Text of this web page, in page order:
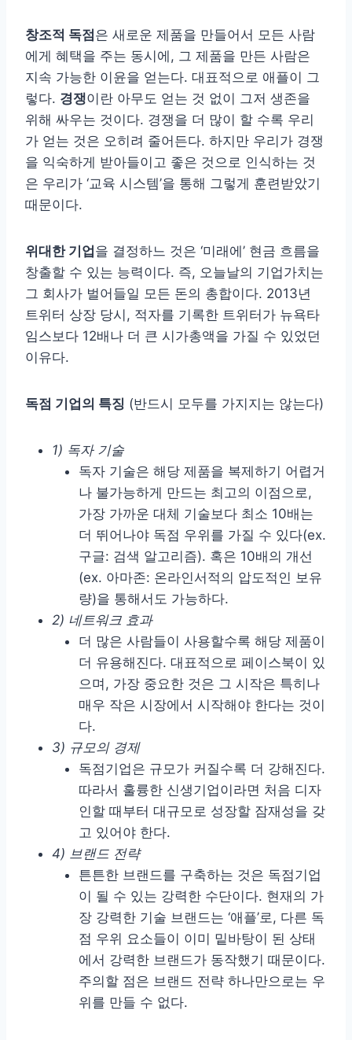
창조적 독점은 새로운 제품을 만들어서 모든 사람
에게 혜택을 주는 동시에, 그 제품을 만든 사람은
지속 가능한 이윤을 얻는다. 대표적으로 애플이 그
렇다. 경쟁이란 아무도 얻는 것 없이 그저 생존을
위해 싸우는 것이다. 경쟁을 더 많이 할 수록 우리
가 얻는 것은 오히려 줄어든다. 하지만 우리가 경쟁
을 익숙하게 받아들이고 좋은 것으로 인식하는 것
은 우리가 ‘교육 시스템’을 통해 그렇게 훈련받았기
때문이다.
위대한 기업을 결정하느 것은 ‘미래에’ 현금 흐름을
창출할 수 있는 능력이다. 즉, 오늘날의 기업가치는
그 회사가 벌어들일 모든 돈의 총합이다. 2013년
트위터 상장 당시, 적자를 기록한 트위터가 뉴욕타
임스보다 12배나 더 큰 시가총액을 가질 수 있었던
이유다.
독점 기업의 특징 (반드시 모두를 가지지는 않는다)
1) 독자 기술
독자 기술은 해당 제품을 복제하기 어렵거
나 불가능하게 만드는 최고의 이점으로,
가장 가까운 대체 기술보다 최소 10배는
더 뛰어나야 독점 우위를 가질 수 있다(ex.
구글: 검색 알고리즘). 혹은 10배의 개선
(ex. 아마존: 온라인서적의 압도적인 보유
량)을 통해서도 가능하다.
2) 네트워크 효과
더 많은 사람들이 사용할수록 해당 제품이
더 유용해진다. 대표적으로 페이스북이 있
으며, 가장 중요한 것은 그 시작은 특히나
매우 작은 시장에서 시작해야 한다는 것이
다.
3) 규모의 경제
독점기업은 규모가 커질수록 더 강해진다.
따라서 훌륭한 신생기업이라면 처음 디자
인할 때부터 대규모로 성장할 잠재성을 갖
고 있어야 한다.
4) 브랜드 전략
튼튼한 브랜드를 구축하는 것은 독점기업
이 될 수 있는 강력한 수단이다. 현재의 가
장 강력한 기술 브랜드는 ‘애플’로, 다른 독
점 우위 요소들이 이미 밑바탕이 된 상태
에서 강력한 브랜드가 동작했기 때문이다.
주의할 점은 브랜드 전략 하나만으로는 우
위를 만들 수 없다.